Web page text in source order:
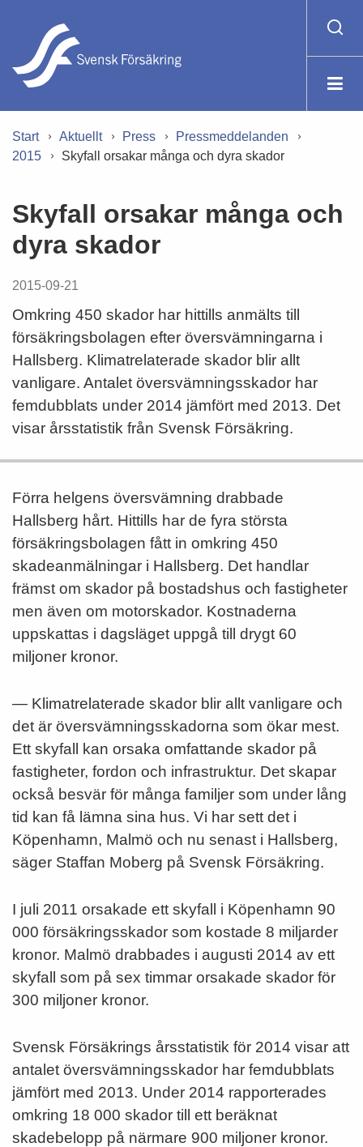
Start Aktuellt Press
Pressmeddelanden
2015
Skyfall orsakar många och dyra skador
Skyfall orsakar många och
dyra skador
2015-09-21
Omkring 450 skador har hittills anmälts till
försäkringsbolagen efter översvämningarna i
Hallsberg. Klimatrelaterade skador blir allt
vanligare. Antalet översvämningsskador har
femdubblats under 2014 jämfört med 2013. Det
visar årsstatistik från Svensk Försäkring.
Förra helgens översvämning drabbade
Hallsberg hårt. Hittills har de fyra största
försäkringsbolagen fått in omkring 450
skadeanmälningar i Hallsberg. Det handlar
främst om skador på bostadshus och fastigheter
men även om motorskador. Kostnaderna
uppskattas i dagsläget uppgå till drygt 60
miljoner kronor.
— Klimatrelaterade skador blir allt vanligare och
det är översvämningsskadorna som ökar mest.
Ett skyfall kan orsaka omfattande skador på
fastigheter, fordon och infrastruktur. Det skapar
också besvär för många familjer som under lång
tid kan få lämna sina hus. Vi har sett det i
Köpenhamn, Malmö och nu senast i Hallsberg,
säger Staffan Moberg på Svensk Försäkring.
I juli 2011 orsakade ett skyfall i Köpenhamn 90
000 försäk­ringsskador som kostade 8 miljarder
kronor. Malmö drabbades i augusti 2014 av ett
skyfall som på sex timmar orsakade skador för
300 miljoner kronor.
Svensk Försäkrings årsstatistik för 2014 visar att
antalet översvämningsskador har femdubblats
jämfört med 2013. Under 2014 rapporterades
omkring 18 000 skador till ett beräknat
skadebelopp på närmare 900 miljoner kronor.